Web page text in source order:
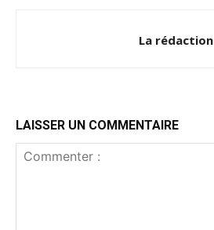
La rédaction
LAISSER UN COMMENTAIRE